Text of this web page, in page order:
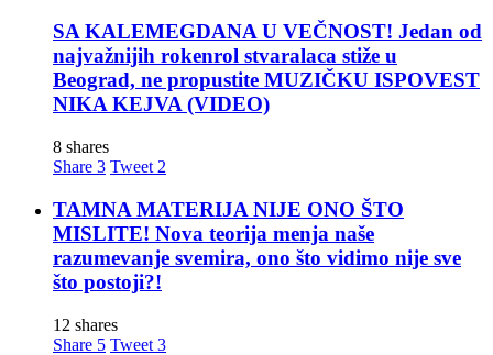
SA KALEMEGDANA U VEČNOST! Jedan od
najvažnijih rokenrol stvaralaca stiže u
Beograd, ne propustite MUZIČKU ISPOVEST
NIKA KEJVA (VIDEO)
8 shares
Share 3 Tweet 2
TAMNA MATERIJA NIJE ONO ŠTO
MISLITE! Nova teorija menja naše
razumevanje svemira, ono što vidimo nije sve
što postoji?!
12 shares
Share 5 Tweet 3